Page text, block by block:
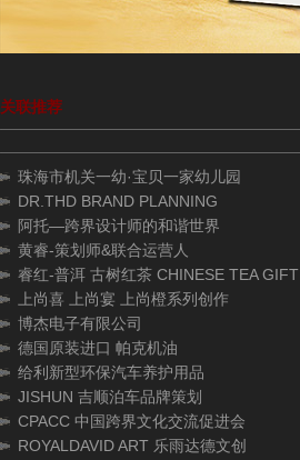
关联推荐
珠海市机关一幼·宝贝一家幼儿园
DR.THD BRAND PLANNING
阿托—跨界设计师的和谐世界
黄睿-策划师&联合运营人
睿红-普洱 古树红茶 CHINESE TEA GIFT
上尚喜 上尚宴 上尚橙系列创作
博杰电子有限公司
德国原装进口 帕克机油
给利新型环保汽车养护用品
JISHUN 吉顺泊车品牌策划
CPACC 中国跨界文化交流促进会
ROYALDAVID ART 乐雨达德文创